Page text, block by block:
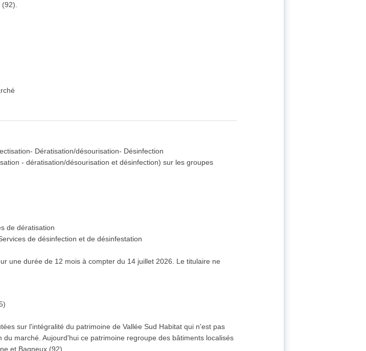
(92).
Dératisation/désourisation- Désinfection
- dératisation/désourisation et désinfection) sur les groupes
de dératisation
de désinfection et de désinfestation
une durée de 12 mois à compter du 14 juillet 2026. Le titulaire ne
)
sur l'intégralité du patrimoine de Vallée Sud Habitat qui n'est pas
marché. Aujourd'hui ce patrimoine regroupe des bâtiments localisés
et Bagneux (92).